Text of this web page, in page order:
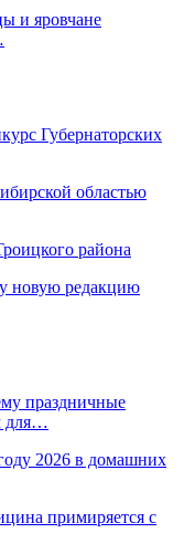
и яровчане
Губернаторских
областью
района
новую редакцию
праздничные
для…
2026 в домашних
примиряется с